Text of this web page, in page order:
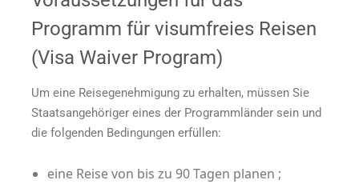
Programm für visumfreies Reisen
(Visa Waiver Program)
Um eine Reisegenehmigung zu erhalten, müssen Sie
Staatsangehöriger eines der Programmländer sein und
die folgenden Bedingungen erfüllen:
eine Reise von bis zu 90 Tagen planen ;